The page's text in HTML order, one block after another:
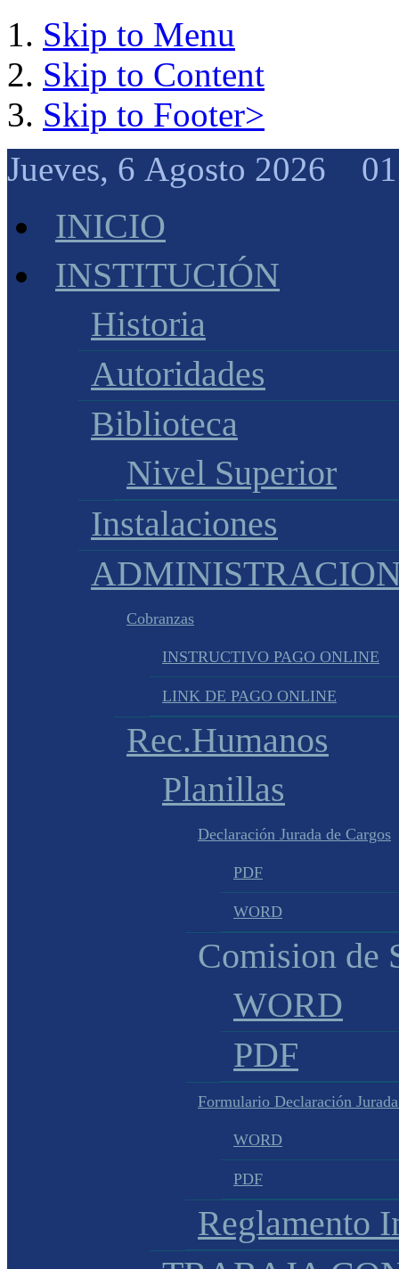
Skip to Menu
Skip to Content
Skip to Footer>
Jueves, 6 Agosto 2026
INICIO
INSTITUCIÓN
Historia
Autoridades
Biblioteca
Nivel Superior
Instalaciones
Cobranzas
INSTRUCTIVO PAGO ONLINE
LINK DE PAGO ONLINE
Rec.Humanos
Planillas
Declaración Jurada de Cargos
PDF
WORD
Comision de
WORD
PDF
Formulario Declaración
WORD
PDF
Reglamento